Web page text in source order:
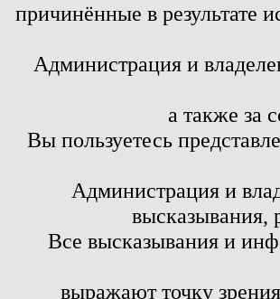
причинённые в результате
Администрация и
а также за
Вы пользуетесь
Администрация и
высказывания,
Все высказывания и
выражают точку